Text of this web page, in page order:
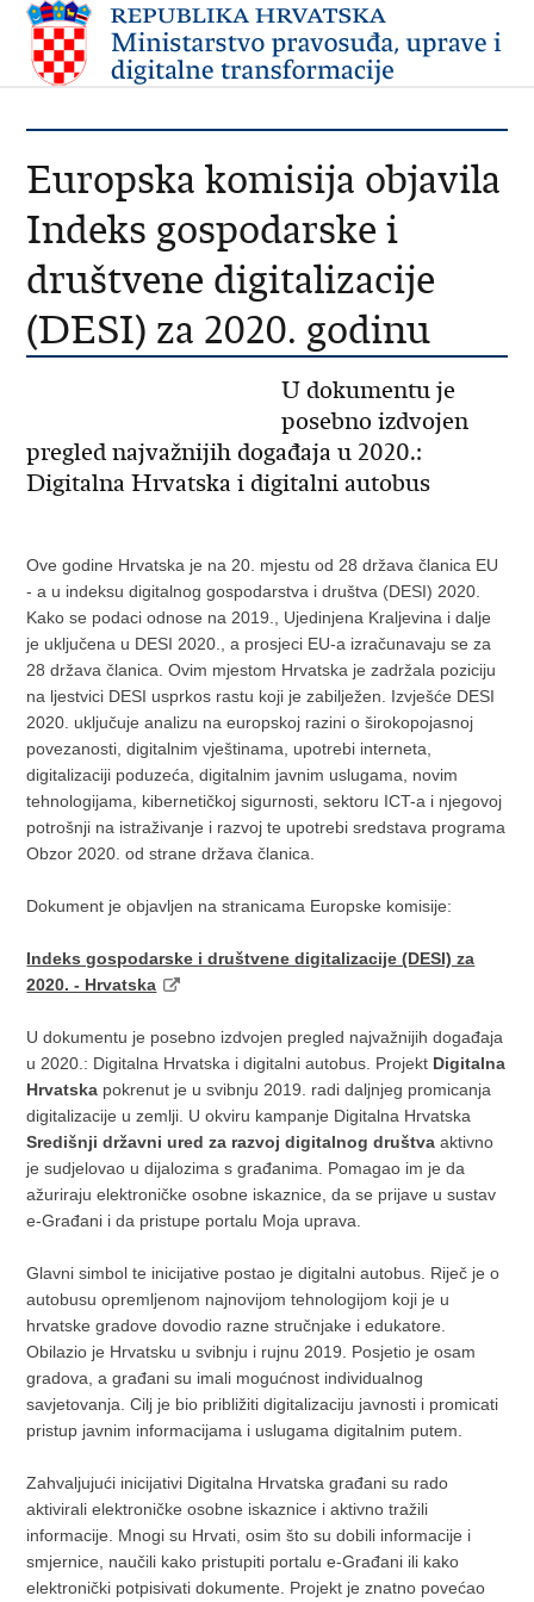
Europska komisija objavila
Indeks gospodarske i
društvene digitalizacije
(DESI) za 2020. godinu
U dokumentu je
posebno izdvojen
pregled najvažnijih događaja u 2020.:
Digitalna Hrvatska i digitalni autobus
Ove godine Hrvatska je na 20. mjestu od 28 država članica EU
- a u indeksu digitalnog gospodarstva i društva (DESI) 2020.
Kako se podaci odnose na 2019., Ujedinjena Kraljevina i dalje
je uključena u DESI 2020., a prosjeci EU-a izračunavaju se za
28 država članica. Ovim mjestom Hrvatska je zadržala poziciju
na ljestvici DESI usprkos rastu koji je zabilježen. Izvješće DESI
2020. uključuje analizu na europskoj razini o širokopojasnoj
povezanosti, digitalnim vještinama, upotrebi interneta,
digitalizaciji poduzeća, digitalnim javnim uslugama, novim
tehnologijama, kibernetičkoj sigurnosti, sektoru ICT-a i njegovoj
potrošnji na istraživanje i razvoj te upotrebi sredstava programa
Obzor 2020. od strane država članica.
Dokument je objavljen na stranicama Europske komisije:
Indeks gospodarske i društvene digitalizacije (DESI) za
2020. - Hrvatska
U dokumentu je posebno izdvojen pregled najvažnijih događaja
u 2020.: Digitalna Hrvatska i digitalni autobus. Projekt Digitalna
Hrvatska pokrenut je u svibnju 2019. radi daljnjeg promicanja
digitalizacije u zemlji. U okviru kampanje Digitalna Hrvatska
Središnji državni ured za razvoj digitalnog društva aktivno
je sudjelovao u dijalozima s građanima. Pomagao im je da
ažuriraju elektroničke osobne iskaznice, da se prijave u sustav
e-Građani i da pristupe portalu Moja uprava.
Glavni simbol te inicijative postao je digitalni autobus. Riječ je o
autobusu opremljenom najnovijom tehnologijom koji je u
hrvatske gradove dovodio razne stručnjake i edukatore.
Obilazio je Hrvatsku u svibnju i rujnu 2019. Posjetio je osam
gradova, a građani su imali mogućnost individualnog
savjetovanja. Cilj je bio približiti digitalizaciju javnosti i promicati
pristup javnim informacijama i uslugama digitalnim putem.
Zahvaljujući inicijativi Digitalna Hrvatska građani su rado
aktivirali elektroničke osobne iskaznice i aktivno tražili
informacije. Mnogi su Hrvati, osim što su dobili informacije i
smjernice, naučili kako pristupiti portalu e-Građani ili kako
elektronički potpisivati dokumente. Projekt je znatno povećao